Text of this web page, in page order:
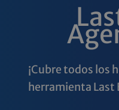
¡Cubre todos los
herramienta Last